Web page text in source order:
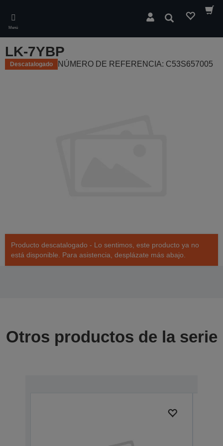
main
content
Menú
Buscar
LK-7YBP
Descatalogado NÚMERO DE REFERENCIA: C53S657005
Producto descatalogado - Lo sentimos, este producto ya no
está disponible. Para asistencia, desplázate más abajo.
Otros productos de la serie